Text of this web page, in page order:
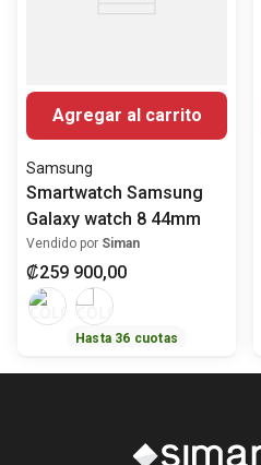
Agregar al carrito
Samsung
Smartwatch Samsung
Galaxy watch 8 44mm
Vendido por Siman
₡259 900,00
Hasta 36 cuotas